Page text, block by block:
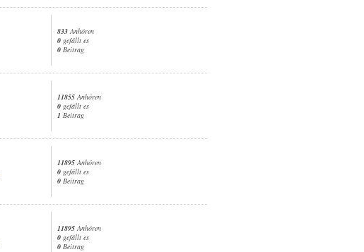
833 Anhören
0 gefällt es
0 Beitrag
11855 Anhören
0 gefällt es
1 Beitrag
11895 Anhören
0 gefällt es
0 Beitrag
11895 Anhören
0 gefällt es
0 Beitrag